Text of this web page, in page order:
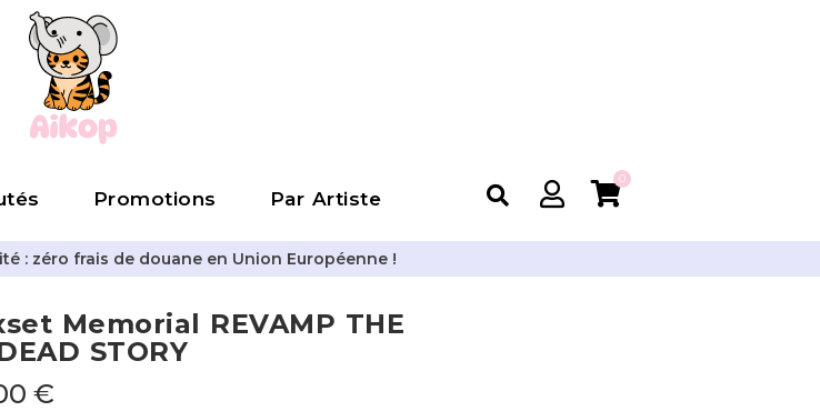
Promotions Par Artiste
0
: zéro frais de douane en Union Européenne !
Memorial REVAMP THE
STORY
€